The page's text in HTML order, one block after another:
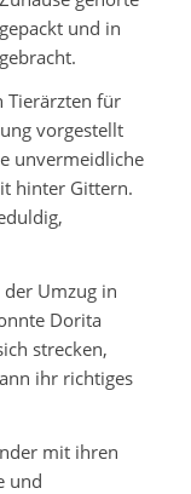
und in
Tierärzten für
vorgestellt
unvermeidliche
hinter Gittern.
Umzug in
Dorita
strecken,
ihr richtiges
mit ihren
und